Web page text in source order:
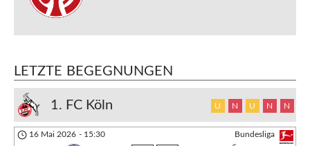
LETZTE BEGEGNUNGEN
1. FC Köln U N U N N
Bundesliga
16 Mai 2026 - 15:30